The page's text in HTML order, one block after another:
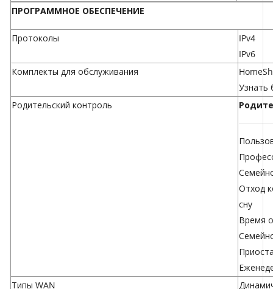
ПРОГРАММНОЕ ОБЕСПЕЧЕНИЕ
Протоколы
IPv4
IPv6
Комплекты для обслуживания
Узнать
Родительский контроль
Отход
сну
Время
Типы WAN